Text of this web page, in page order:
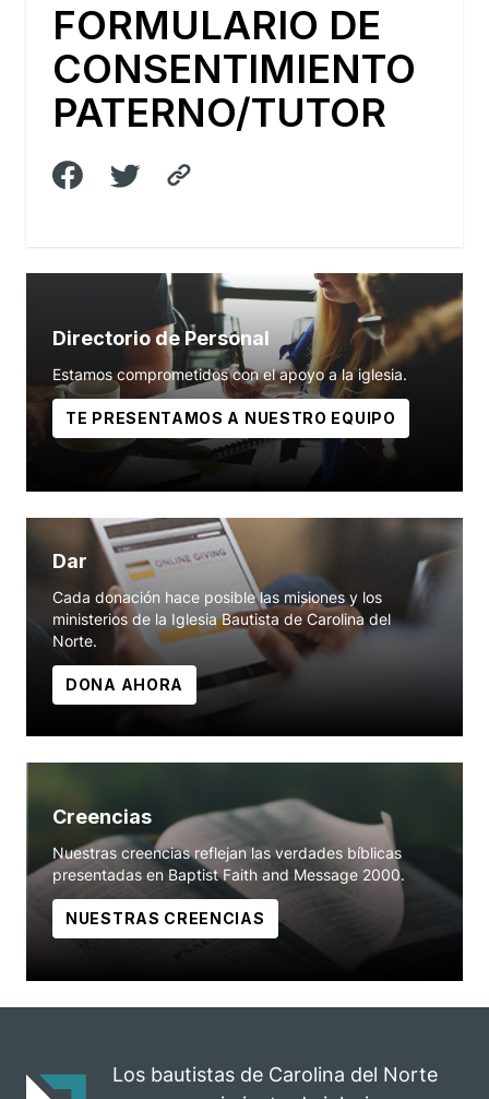
FORMULARIO DE
CONSENTIMIENTO
PATERNO/TUTOR
Directorio de Personal
Estamos comprometidos con el apoyo a la iglesia.
TE PRESENTAMOS A NUESTRO EQUIPO
Dar
Cada donación hace posible las misiones y los
ministerios de la Iglesia Bautista de Carolina del
Norte.
DONA AHORA
Creencias
Nuestras creencias reflejan las verdades bíblicas
presentadas en Baptist Faith and Message 2000.
NUESTRAS CREENCIAS
Los bautistas de Carolina del Norte